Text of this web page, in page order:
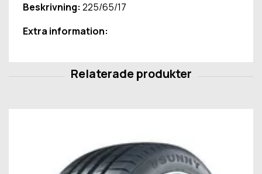
Beskrivning: 225/65/17
Extra information: